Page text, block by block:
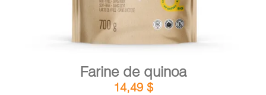
Farine de quinoa
14,49 $